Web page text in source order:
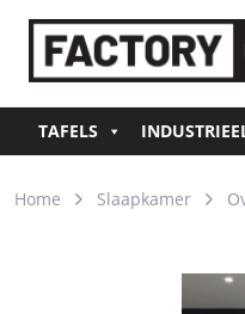
TAFELS
Home Slaapkamer